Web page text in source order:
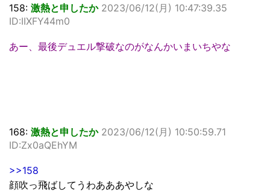
158: 激熱と申したか 2023/06/12(月) 10:47:39.35
ID:IIXFY44m0
あー、最後デュエル撃破なのがなんかいまいちやな
168: 激熱と申したか 2023/06/12(月) 10:50:59.71
ID:Zx0aQEhYM
>>158
顔吹っ飛ばしてうわあああやしな